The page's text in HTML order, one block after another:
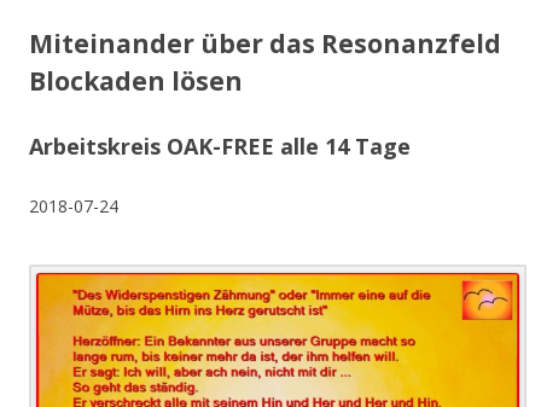
Miteinander über das Resonanzfeld
Blockaden lösen
Arbeitskreis OAK-FREE alle 14 Tage
2018-07-24